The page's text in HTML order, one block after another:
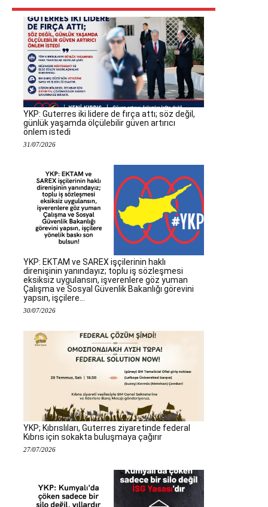
YKP: Guterres iki lidere de fırça attı; söz değil,
günlük yaşamda ölçülebilir güven artırıcı
önlem istedi
31/07/2026
YKP: EKTAM ve SAREX işçilerinin haklı
direnişinin yanındayız; toplu iş sözleşmesi
eksiksiz uygulansın, işverenlere göz yuman
Çalışma ve Sosyal Güvenlik Bakanlığı görevini
yapsın, işçilere...
30/07/2026
YKP; Kıbrıslıları, Guterres ziyaretinde federal
Kıbrıs için sokakta buluşmaya çağırır
27/07/2026